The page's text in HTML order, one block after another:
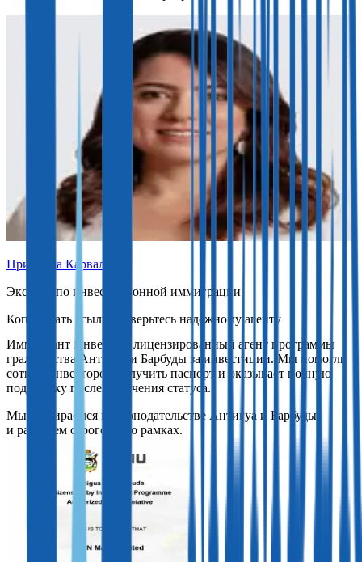
Присцила Карвальо
Эксперт по инвестиционной иммиграции
Доверьтесь надежному агенту
Иммигрант Инвест — лицензированный агент программы
гражданства Антигуа и Барбуды за инвестиции. Мы помогли
сотням инвесторов получить паспорт и оказывает полную
поддержку после получения статуса.
Мы разбираемся в законодательстве Антигуа и Барбуды
и работаем строго в его рамках.